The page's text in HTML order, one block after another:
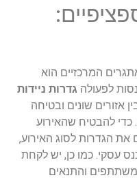
המרכזיים הוא
לפעולה גדרות ניידות
אזורים שונים ובטיחה
להבטיח שהאירוע
את הגדרות לסוג האירוע,
עסקי. כמו כן, יש לקחת
והתנאים